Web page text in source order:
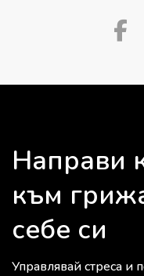
Направи
към
себе си
Управлявай стреса и